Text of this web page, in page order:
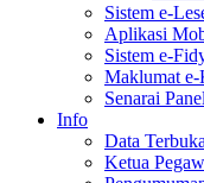
Sistem e-
Aplikasi
Sistem e-
Maklumat
Senarai
Info
Data Terbuka
Ketua